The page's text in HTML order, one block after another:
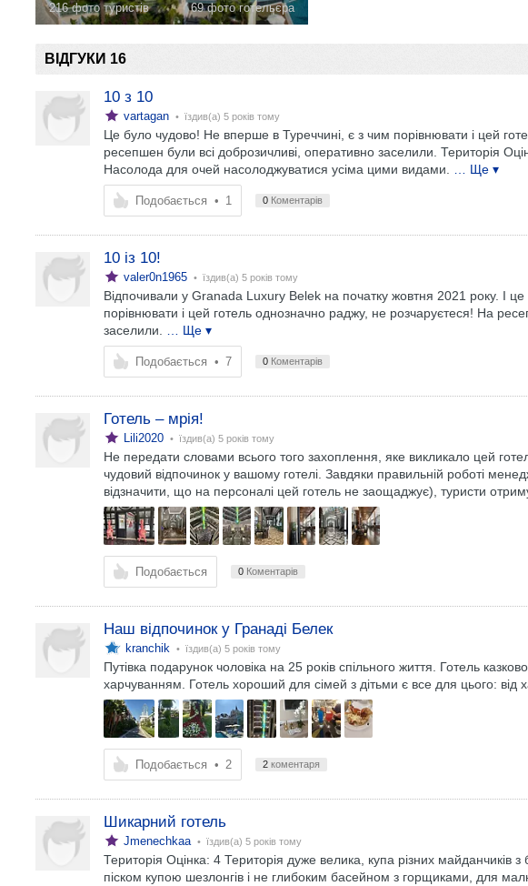
216 фото туристів 69 фото готельєра
ВІДГУКИ 16
10 з 10
vartagan • їздив(а) 5 років тому
Це було чудово! Не вперше в Туреччині, є з чим порівнювати і цей
ресепшен були всі доброзичливі, оперативно заселили. Територія
Насолода для очей насолоджуватися усіма цими видами.
… Ще ▾
Подобається • 1 0Коментарів
10 із 10!
valer0n1965 • їздив(а) 5 років тому
Відпочивали у Granada Luxury Belek на початку жовтня 2021 року. І
порівнювати і цей готель однозначно раджу, не розчаруєтеся! На
заселили.
… Ще ▾
Подобається • 7 0Коментарів
Готель – мрія!
Lili2020 • їздив(а) 5 років тому
Не передати словами всього того захоплення, яке викликало цей
чудовий відпочинок у вашому готелі. Завдяки правильній роботі
відзначити, що на персоналі цей готель не заощаджує), туристи
Подобається 0Коментарів
Наш відпочинок у Гранаді Белек
kranchik • їздив(а) 5 років тому
Путівка подарунок чоловіка на 25 років спільного життя. Готель
харчуванням. Готель хороший для сімей з дітьми є все для цього: від
Подобається • 2 2коментаря
Шикарний готель
Jmenechkaa • їздив(а) 5 років тому
Територія Оцінка: 4 Територія дуже велика, купа різних майданчиків
піском купою шезлонгів і не глибоким басейном з горщиками, для